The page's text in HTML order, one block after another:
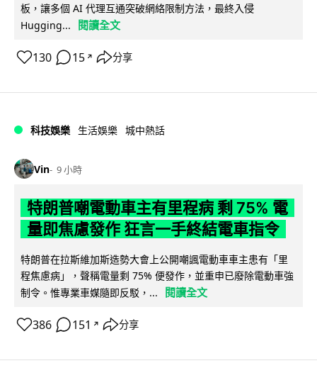
板，讓多個 AI 代理互通突破網絡限制方法，最終入侵
Hugging...
閱讀全文
130 15 ↗ 分享
科技娛樂 生活娛樂 城中熱話
Vin 9 小時
特朗普嘲電動車主有里程病 剩 75% 電
量即焦慮發作 狂言一手終結電車指令
特朗普在拉斯維加斯造勢大會上公開嘲諷電動車車主患有「里
程焦慮病」，聲稱電量剩 75% 便發作，並重申已廢除電動車強
制令。惟專業車媒隨即反駁，...
閱讀全文
386 151 ↗ 分享